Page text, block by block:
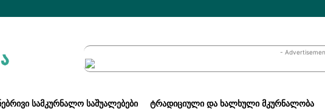
-
ᲡᲐᲛᲙᲣᲠᲜᲐᲚᲝ ᲡᲐᲨᲣᲐᲚᲔᲑᲔᲑᲘ ᲢᲠᲐᲓᲘᲪᲘᲣᲚᲘ ᲓᲐ ᲮᲐᲚᲮᲣᲚᲘ ᲛᲙᲣᲠᲜᲐᲚᲝᲑᲐ